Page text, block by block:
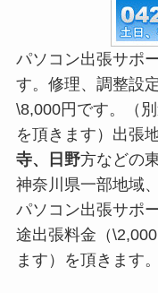
パソコン出張サポ
す。修理、調整設
\8,000円です。（
を頂きます）出張
寺、日野方などの
神奈川県一部地域
パソコン出張サポ
途出張料金（
ます）を頂きます。